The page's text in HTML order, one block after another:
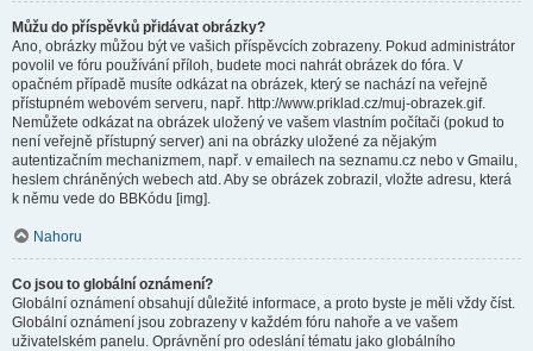
Můžu do příspěvků přidávat obrázky?
Ano, obrázky můžou být ve vašich příspěvcích zobrazeny. Pokud administrátor
povolil ve fóru používání příloh, budete moci nahrát obrázek do fóra. V
opačném případě musíte odkázat na obrázek, který se nachází na veřejně
přístupném webovém serveru, např. http://www.priklad.cz/muj-obrazek.gif.
Nemůžete odkázat na obrázek uložený ve vašem vlastním počítači (pokud to
není veřejně přístupný server) ani na obrázky uložené za nějakým
autentizačním mechanizmem, např. v emailech na seznamu.cz nebo v Gmailu,
heslem chráněných webech atd. Aby se obrázek zobrazil, vložte adresu, která
k němu vede do BBKódu [img].
Nahoru
Co jsou to globální oznámení?
Globální oznámení obsahují důležité informace, a proto byste je měli vždy číst.
Globální oznámení jsou zobrazeny v každém fóru nahoře a ve vašem
uživatelském panelu. Oprávnění pro odeslání tématu jako globálního